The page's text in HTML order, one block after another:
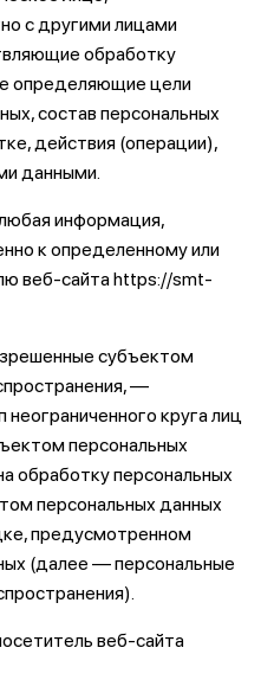
с другими лицами
обработку
определяющие цели
состав персональных
действия (операции),
данными.
информация,
к определенному или
веб-сайта https://smt-
субъектом
—
круга лиц
персональных
обработку персональных
персональных данных
предусмотренном
(далее — персональные
веб-сайта